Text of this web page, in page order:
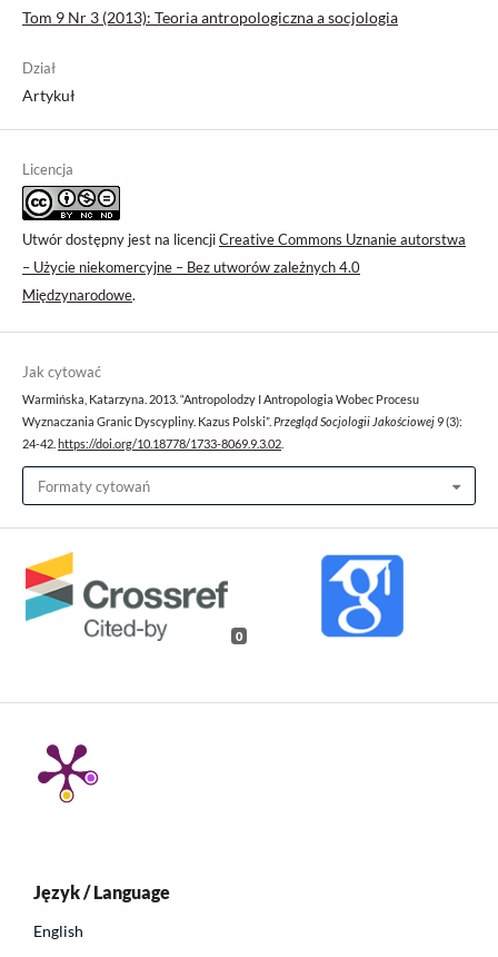
Tom 9 Nr 3 (2013): Teoria antropologiczna a socjologia
Dział
Artykuł
Licencja
Utwór dostępny jest na licencjiCreative Commons Uznanie autorstwa
– Użycie niekomercyjne – Bez utworów zależnych 4.0
Międzynarodowe.
Jak cytować
Warmińska, Katarzyna. 2013. “Antropolodzy I Antropologia Wobec Procesu
Wyznaczania Granic Dyscypliny. Kazus Polski”. Przegląd Socjologii Jakościowej9 (3):
24-42. https://doi.org/10.18778/1733-8069.9.3.02
Formaty cytowań
0
Język / Language
English